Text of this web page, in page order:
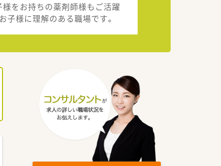
様をお持ちの薬剤師様もご活躍
子様に理解のある職場です。